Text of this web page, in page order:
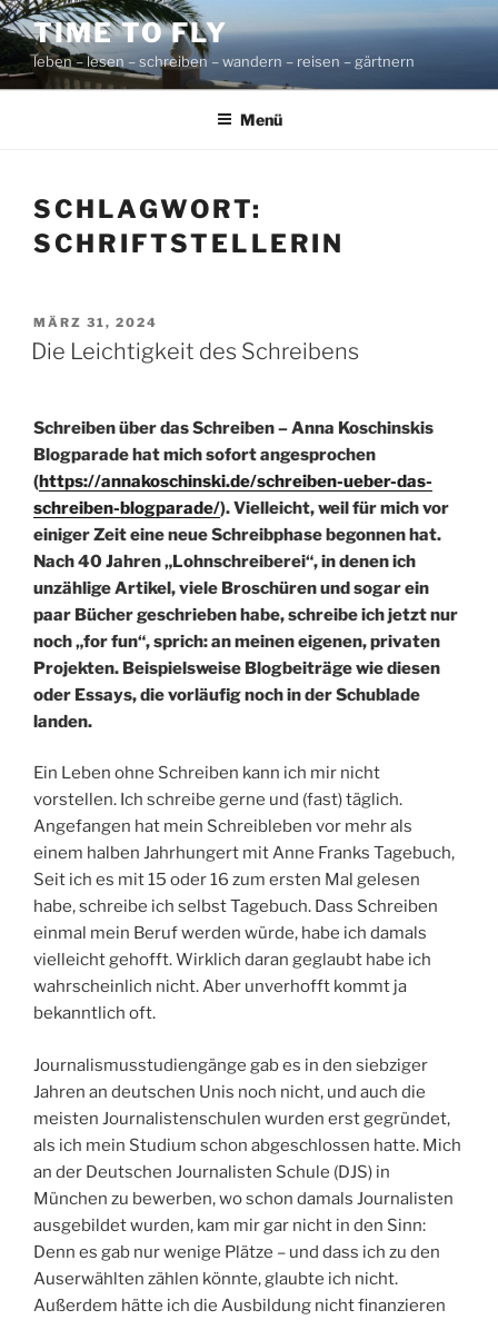
Zum
Inhalt
springen
TIME TO FLY
leben – lesen – schreiben – wandern – reisen – gärtnern
Menü
SCHLAGWORT:
SCHRIFTSTELLERIN
VERÖFFENTLICHT
AM
MÄRZ 31, 2024
Die Leichtigkeit des Schreibens
Schreiben über das Schreiben – Anna Koschinskis
Blogparade hat mich sofort angesprochen
(https://annakoschinski.de/schreiben-ueber-das-
schreiben-blogparade/). Vielleicht, weil für mich vor
einiger Zeit eine neue Schreibphase begonnen hat.
Nach 40 Jahren „Lohnschreiberei“, in denen ich
unzählige Artikel, viele Broschüren und sogar ein
paar Bücher geschrieben habe, schreibe ich jetzt nur
noch „for fun“, sprich: an meinen eigenen, privaten
Projekten. Beispielsweise Blogbeiträge wie diesen
oder Essays, die vorläufig noch in der Schublade
landen.
Ein Leben ohne Schreiben kann ich mir nicht
vorstellen. Ich schreibe gerne und (fast) täglich.
Angefangen hat mein Schreibleben vor mehr als
einem halben Jahrhungert mit Anne Franks Tagebuch,
Seit ich es mit 15 oder 16 zum ersten Mal gelesen
habe, schreibe ich selbst Tagebuch. Dass Schreiben
einmal mein Beruf werden würde, habe ich damals
vielleicht gehofft. Wirklich daran geglaubt habe ich
wahrscheinlich nicht. Aber unverhofft kommt ja
bekanntlich oft.
Journalismusstudiengänge gab es in den siebziger
Jahren an deutschen Unis noch nicht, und auch die
meisten Journalistenschulen wurden erst gegründet,
als ich mein Studium schon abgeschlossen hatte. Mich
an der Deutschen Journalisten Schule (DJS) in
München zu bewerben, wo schon damals Journalisten
ausgebildet wurden, kam mir gar nicht in den Sinn:
Denn es gab nur wenige Plätze – und dass ich zu den
Auserwählten zählen könnte, glaubte ich nicht.
Außerdem hätte ich die Ausbildung nicht finanzieren